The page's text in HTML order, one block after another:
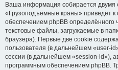
Ваша информация собирается двумя
«Грузоподъёмные краны» приведёт
обеспечением phpBB определённого
текстовые файлы, загружаемые в
браузера). Первые две cookie
пользователя (в дальнейшем «user-
сессии (в дальнейшем «session-id»),
программным обеспечением phpBB.